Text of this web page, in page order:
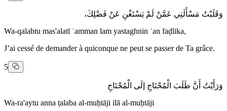
وَقَلَبْتُ مَسْأَلَتِي عَمَّنْ لَمْ يَسْتَغْنِ عَنْ فَضْلِكَ،
Wa-qalabtu mas'alatī ʿamman lam yastaghnin ʿan faḍlika,
J’ai cessé de demander à quiconque ne peut se passer de Ta grâce.
5
وَرَأَيْتُ أَنَّ طَلَبَ الْمُحْتَاجِ إلَى الْمُحْتَاجِ
Wa-ra'aytu anna ṭalaba al-muḥtāji ilā al-muḥtāji